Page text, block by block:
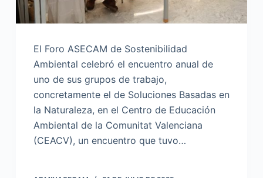
El Foro ASECAM de Sostenibilidad
Ambiental celebró el encuentro anual de
uno de sus grupos de trabajo,
concretamente el de Soluciones Basadas en
la Naturaleza, en el Centro de Educación
Ambiental de la Comunitat Valenciana
(CEACV), un encuentro que tuvo…